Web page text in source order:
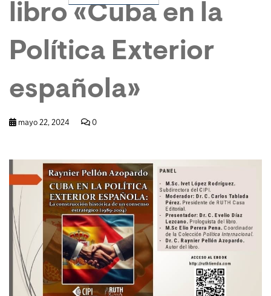
libro «Cuba en la
Política Exterior
española»
mayo 22, 2024 0